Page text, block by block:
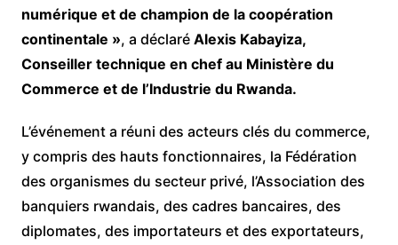
numérique et de champion de la coopération
continentale », a déclaré Alexis Kabayiza,
Conseiller technique en chef au Ministère du
Commerce et de l’Industrie du Rwanda.
L’événement a réuni des acteurs clés du commerce,
y compris des hauts fonctionnaires, la Fédération
des organismes du secteur privé, l’Association des
banquiers rwandais, des cadres bancaires, des
diplomates, des importateurs et des exportateurs,